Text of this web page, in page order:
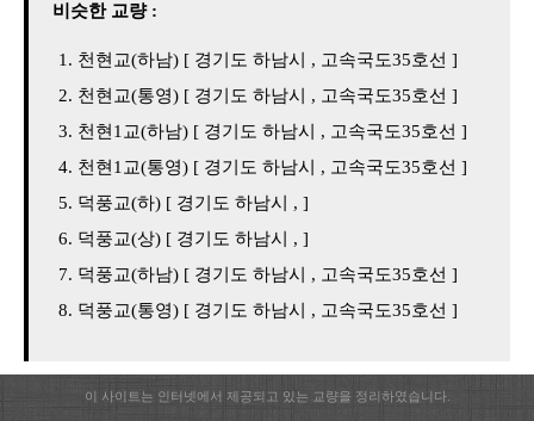
비슷한 교량 :
천현교(하남) [ 경기도 하남시 , 고속국도35호선 ]
천현교(통영) [ 경기도 하남시 , 고속국도35호선 ]
천현1교(하남) [ 경기도 하남시 , 고속국도35호선 ]
천현1교(통영) [ 경기도 하남시 , 고속국도35호선 ]
덕풍교(하) [ 경기도 하남시 , ]
덕풍교(상) [ 경기도 하남시 , ]
덕풍교(하남) [ 경기도 하남시 , 고속국도35호선 ]
덕풍교(통영) [ 경기도 하남시 , 고속국도35호선 ]
이 사이트는 인터넷에서 제공되고 있는 교량을 정리하였습니다.